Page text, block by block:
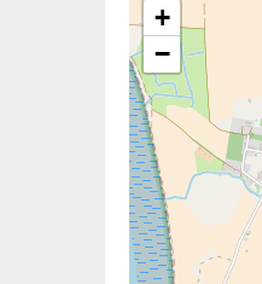
+
−